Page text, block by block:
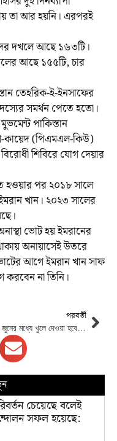
তা আর হয়নি। এরপরই
দখলে আছে ১৬৩টি।
আছে ১৫৫টি, চার
তেহরিক-ই-ইনসাফের
সমর্থন পেতে হতো।
পাকিস্তান
কায়েদ (পিএমএল-কিউ)
শিবিরে যোগ দেয়ার
হওয়ার পর ২০১৮ সালে
খান। ২০২৩ সালের
ভোট হয় ইমরানের
অনায়াসেই উতরে
আগে ইমরান খান সাফ
না তিনি।
পরবর্তী
আগামী জুনের মধ্যে খুলে দেওয়া হবে পদ্মা সেতু
চেয়েছে বলেই
সফল হয়েছে: